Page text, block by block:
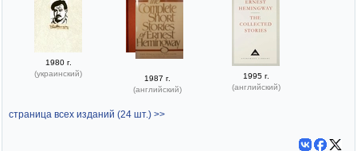
1980 г.
(украинский)
1987 г.
(английский)
1995 г.
(английский)
страница всех изданий (24 шт.) >>